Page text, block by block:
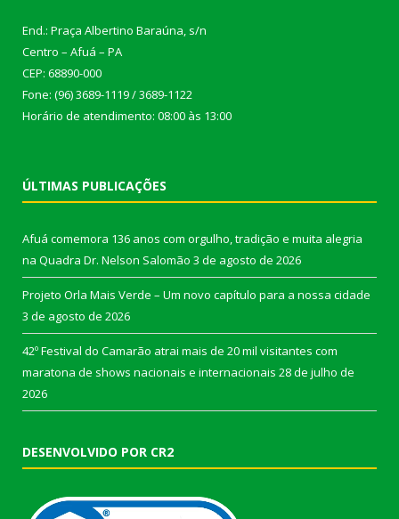
End.: Praça Albertino Baraúna, s/n
Centro – Afuá – PA
CEP: 68890-000
Fone: (96) 3689-1119 / 3689-1122
Horário de atendimento: 08:00 às 13:00
ÚLTIMAS PUBLICAÇÕES
Afuá comemora 136 anos com orgulho, tradição e muita alegria
na Quadra Dr. Nelson Salomão 3 de agosto de 2026
Projeto Orla Mais Verde – Um novo capítulo para a nossa cidade
3 de agosto de 2026
42º Festival do Camarão atrai mais de 20 mil visitantes com
maratona de shows nacionais e internacionais 28 de julho de
2026
DESENVOLVIDO POR CR2